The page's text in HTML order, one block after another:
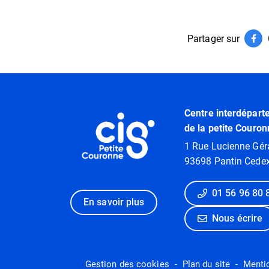
Partager sur
Informations utiles
En savoir plus
Centre
de la petite
1 Rue Lucienne
93698 Pantin
01 56 96 80
Nous écrire
Gestion des cookies Plan du site